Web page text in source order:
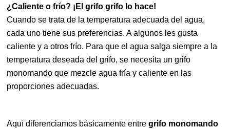
¿Caliente o frío? ¡El grifo grifo lo hace!
Cuando se trata de la temperatura adecuada del agua,
cada uno tiene sus preferencias. A algunos les gusta
caliente y a otros frío. Para que el agua salga siempre a la
temperatura deseada del grifo, se necesita un grifo
monomando que mezcle agua fría y caliente en las
proporciones adecuadas.
Aquí diferenciamos básicamente entregrifo monomando